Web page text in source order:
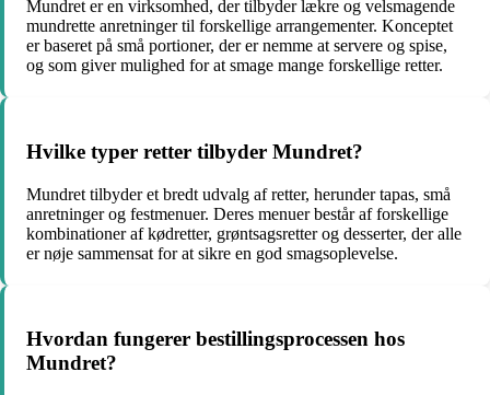
Mundret er en virksomhed, der tilbyder lækre og velsmagende
mundrette anretninger til forskellige arrangementer. Konceptet
er baseret på små portioner, der er nemme at servere og spise,
og som giver mulighed for at smage mange forskellige retter.
Hvilke typer retter tilbyder Mundret?
Mundret tilbyder et bredt udvalg af retter, herunder tapas, små
anretninger og festmenuer. Deres menuer består af forskellige
kombinationer af kødretter, grøntsagsretter og desserter, der alle
er nøje sammensat for at sikre en god smagsoplevelse.
Hvordan fungerer bestillingsprocessen hos
Mundret?